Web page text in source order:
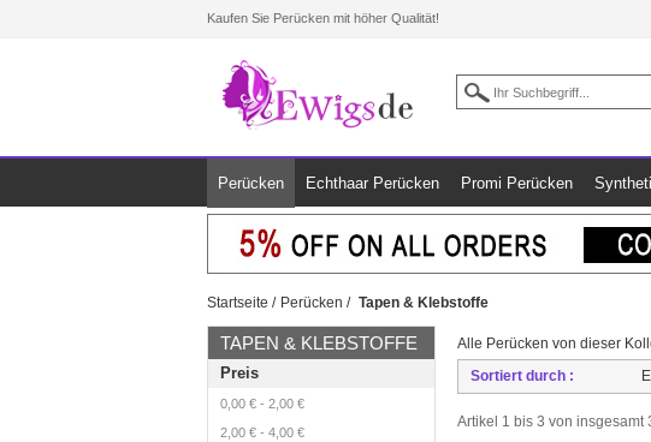
Kaufen Sie Perücken mit höher Qualität!
Perücken Echthaar Perücken Promi Perücken
Startseite / Perücken / Tapen & Klebstoffe
TAPEN & KLEBSTOFFE
Preis
0,00 € - 2,00 €
2,00 € - 4,00 €
Alle Perücken von dieser
Sortiert durch :
Artikel 1 bis 3 von insgesamt